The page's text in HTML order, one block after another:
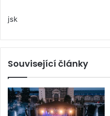
jsk
Související články